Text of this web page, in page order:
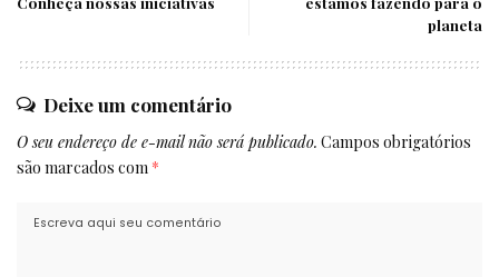
planeta
Deixe um comentário
O seu endereço de e-mail não será publicado. Campos obrigatórios
são marcados com *